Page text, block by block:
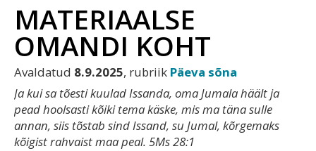
Koduleht
Vaata veel
Logi sisse või registreeru
MATERIAALSE
OMANDI KOHT
Avaldatud 8.9.2025, rubriik Päeva sõna
Ja kui sa tõesti kuulad Issanda, oma Jumala häält ja
pead hoolsasti kõiki tema käske, mis ma täna sulle
annan, siis tõstab sind Issand, su Jumal, kõrgemaks
kõigist rahvaist maa peal. 5Ms 28:1